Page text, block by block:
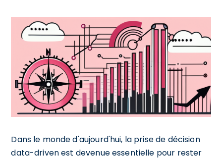
Dans le monde d'aujourd'hui, la prise de décision
data-driven est devenue essentielle pour rester